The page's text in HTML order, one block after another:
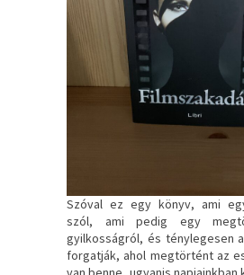
Szóval ez egy könyv, ami
szól, ami pedig egy
gyilkosságról, és ténylegesen
forgatják, ahol megtörtént az